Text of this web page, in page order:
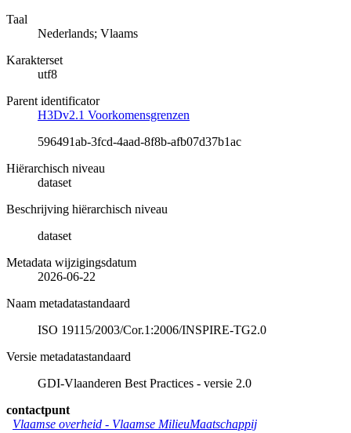
Taal
Nederlands; Vlaams
Karakterset
utf8
Parent identificator
H3Dv2.1 Voorkomensgrenzen
596491ab-3fcd-4aad-8f8b-afb07d37b1ac
Hiërarchisch niveau
dataset
Beschrijving hiërarchisch niveau
dataset
Metadata wijzigingsdatum
2026-06-22
Naam metadatastandaard
ISO 19115/2003/Cor.1:2006/INSPIRE-TG2.0
Versie metadatastandaard
GDI-Vlaanderen Best Practices - versie 2.0
contactpunt
Vlaamse overheid - Vlaamse MilieuMaatschappij